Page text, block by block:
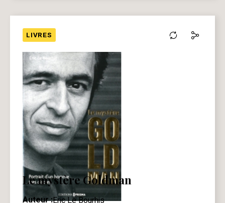
LIVRES
Le mystère Goldman
Auteur :Eric Le Bourhis